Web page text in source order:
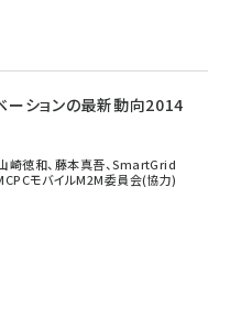
ーションの最新動向2014
崎徳和、藤本真吾、SmartGrid
モバイルM2M委員会(協力)